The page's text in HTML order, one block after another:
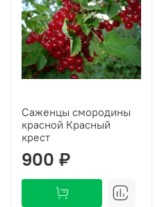
Саженцы смородины
красной Красный
крест
900 ₽